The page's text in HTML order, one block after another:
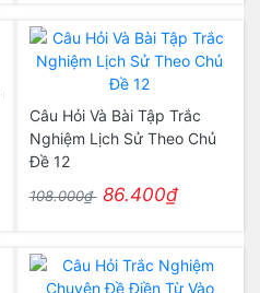
Câu Hỏi Và Bài Tập Trắc
Nghiệm Lịch Sử Theo Chủ
Đề 12
108.000₫ 86.400₫